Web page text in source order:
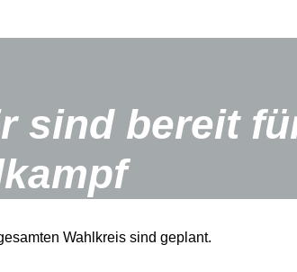
sind bereit
Wahlkreis sind geplant.